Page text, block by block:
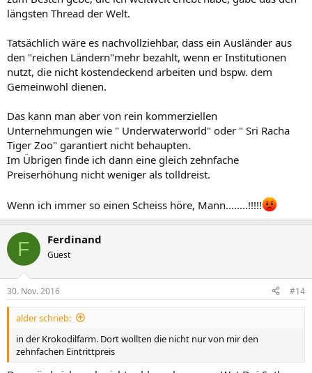
längsten Thread der Welt.
Tatsächlich wäre es nachvollziehbar, dass ein Ausländer aus
den "reichen Ländern"mehr bezahlt, wenn er Institutionen
nutzt, die nicht kostendeckend arbeiten und bspw. dem
Gemeinwohl dienen.
Das kann man aber von rein kommerziellen
Unternehmungen wie " Underwaterworld" oder " Sri Racha
Tiger Zoo" garantiert nicht behaupten.
Im Übrigen finde ich dann eine gleich zehnfache
Preiserhöhung nicht weniger als tolldreist.
Wenn ich immer so einen Scheiss höre, Mann........!!!!!
F Ferdinand
Guest
30. Nov. 2016 #14
alder schrieb:
in der Krokodilfarm. Dort wollten die nicht nur von mir den
zehnfachen Eintrittpreis